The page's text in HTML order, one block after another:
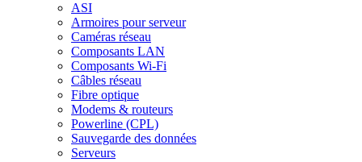
ASI
Armoires pour serveur
Caméras réseau
Composants LAN
Composants Wi-Fi
Câbles réseau
Fibre optique
Modems & routeurs
Powerline (CPL)
Sauvegarde des données
Serveurs